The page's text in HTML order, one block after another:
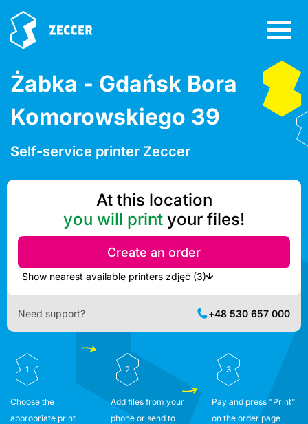
Żabka - Gdańsk Bora
Komorowskiego 39
Self-service printer Zeccer
At this location
you will print your files!
Create an order
Show nearest available printers zdjęć (3)
Need support? +48 530 657 000
1
Choose the
appropriate print
2
Add files from your
phone or send to
3
Pay and press "Print"
on the order page